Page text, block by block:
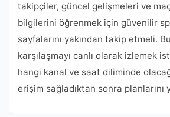
takipçiler, güncel gelişmeleri ve
bilgilerini öğrenmek için güvenilir
sayfalarını yakından takip etmeli.
karşılaşmayı canlı olarak izlemek
hangi kanal ve saat diliminde
erişim sağladıktan sonra planlarını